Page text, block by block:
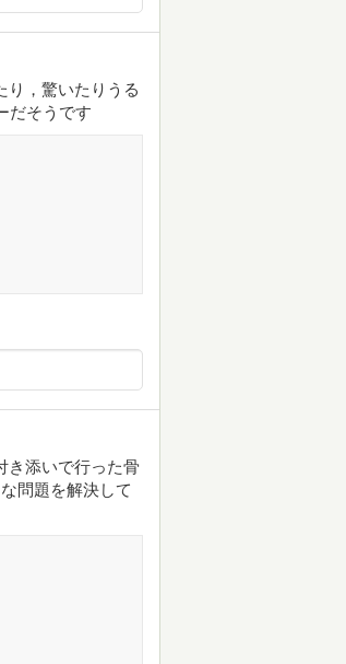
り，驚いたりうる
だそうです
き添いで行った骨
問題を解決して